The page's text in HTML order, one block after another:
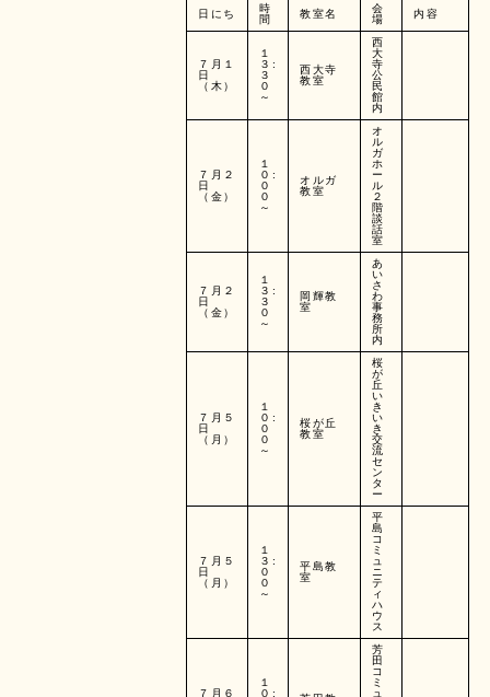
日にち
時
間
教室名
会
場
内容
７月１
日
（木）
１
３:
３
０
～
西大寺
教室
西
大
寺
公
民
館
内
７月２
日
（金）
１
０:
０
０
～
オルガ
教室
オ
ル
ガ
ホ
ー
ル
２
階
談
話
室
７月２
日
（金）
１
３:
３
０
～
岡輝教
室
あ
い
さ
わ
事
務
所
内
７月５
日
（月）
１
０:
０
０
～
桜が丘
教室
桜
が
丘
い
き
い
き
交
流
セ
ン
タ
ー
７月５
日
（月）
１
３:
０
０
～
平島教
室
平
島
コ
ミ
ュ
ニ
テ
ィ
ハ
ウ
ス
７月６
１
０:
芳
田
コ
ミ
ュ